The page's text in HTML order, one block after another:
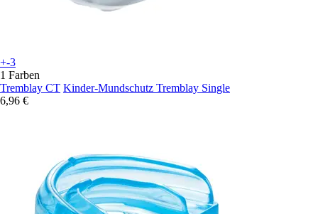
+-3
1 Farben
Tremblay CT Kinder-Mundschutz Tremblay Single
6,96 €